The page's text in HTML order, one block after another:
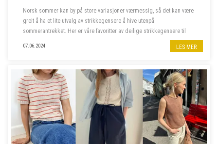
Norsk sommer kan by på store variasjoner værmessig, så det kan være
greit å ha et lite utvalg av strikkegensere å hive utenpå
sommerantrekket. Her er våre favoritter av deilige strikkegensere til
07.06.2024 LES MER